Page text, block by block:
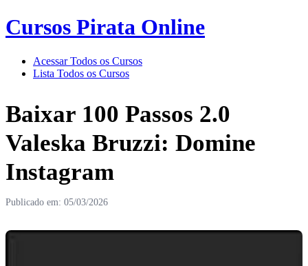
Cursos Pirata Online
Acessar Todos os Cursos
Lista Todos os Cursos
Baixar 100 Passos 2.0
Valeska Bruzzi: Domine
Instagram
Publicado em: 05/03/2026